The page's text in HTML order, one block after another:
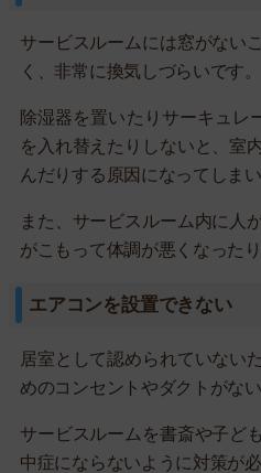
サービスルームには窓がない
く、非常に換気しづらいです。
除湿器を置いたりサーキュレ
を入れ替えたりしないと、室
んだりする原因になってしまい
また、サービスルーム内に人
がこもって体調が悪くなった
エアコンを設置できない
居室として認められていない
めのコンセントやダクトがな
サービスルームを書斎や子ど
中症にならないように対策が必